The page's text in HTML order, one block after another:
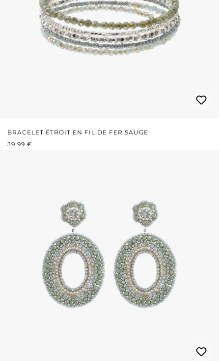
BRACELET ÉTROIT EN FIL DE FER SAUGE
PRIX RÉGULIER :
39,99 €